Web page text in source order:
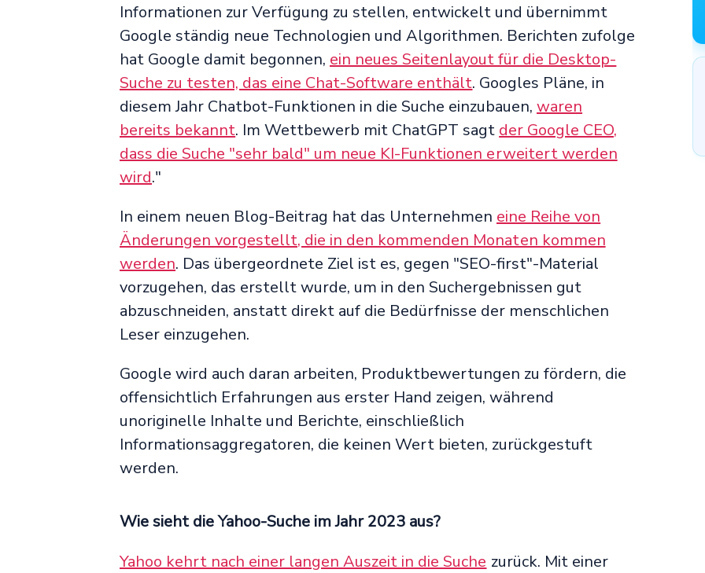
Informationen zur Verfügung zu stellen, entwickelt und übernimmt
Google ständig neue Technologien und Algorithmen. Berichten zufolge
hat Google damit begonnen, ein neues Seitenlayout für die Desktop-
Suche zu testen, das eine Chat-Software enthält. Googles Pläne, in
diesem Jahr Chatbot-Funktionen in die Suche einzubauen, waren
bereits bekannt. Im Wettbewerb mit ChatGPT sagt der Google CEO,
dass die Suche "sehr bald" um neue KI-Funktionen erweitert werden
wird."
In einem neuen Blog-Beitrag hat das Unternehmen eine Reihe von
Änderungen vorgestellt, die in den kommenden Monaten kommen
werden. Das übergeordnete Ziel ist es, gegen "SEO-first"-Material
vorzugehen, das erstellt wurde, um in den Suchergebnissen gut
abzuschneiden, anstatt direkt auf die Bedürfnisse der menschlichen
Leser einzugehen.
Google wird auch daran arbeiten, Produktbewertungen zu fördern, die
offensichtlich Erfahrungen aus erster Hand zeigen, während
unoriginelle Inhalte und Berichte, einschließlich
Informationsaggregatoren, die keinen Wert bieten, zurückgestuft
werden.
Wie sieht die Yahoo-Suche im Jahr 2023 aus?
Yahoo kehrt nach einer langen Auszeit in die Suche zurück. Mit einer